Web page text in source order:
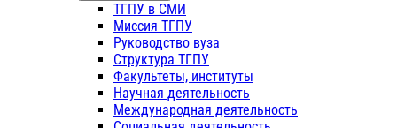
ТГПУ в СМИ
Миссия ТГПУ
Руководство вуза
Структура ТГПУ
Факультеты, институты
Научная деятельность
Международная деятельность